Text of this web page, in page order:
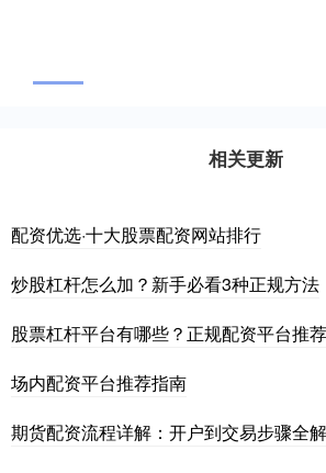
相关更新
配资优选·十大股票配资网站排行
炒股杠杆怎么加？新手必看3种正规方法
股票杠杆平台有哪些？正规配资平台推
场内配资平台推荐指南
期货配资流程详解：开户到交易步骤全